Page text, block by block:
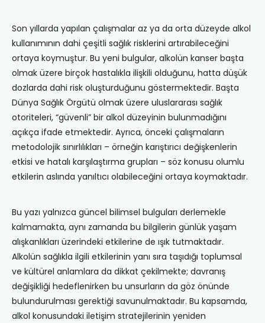
Son yıllarda yapılan çalışmalar az ya da orta düzeyde alkol
kullanımının dahi çeşitli sağlık risklerini artırabileceğini
ortaya koymuştur. Bu yeni bulgular, alkolün kanser başta
olmak üzere birçok hastalıkla ilişkili olduğunu, hatta düşük
dozlarda dahi risk oluşturduğunu göstermektedir. Başta
Dünya Sağlık Örgütü olmak üzere uluslararası sağlık
otoriteleri, “güvenli” bir alkol düzeyinin bulunmadığını
açıkça ifade etmektedir. Ayrıca, önceki çalışmaların
metodolojik sınırlılıkları – örneğin karıştırıcı değişkenlerin
etkisi ve hatalı karşılaştırma grupları – söz konusu olumlu
etkilerin aslında yanıltıcı olabileceğini ortaya koymaktadır.
Bu yazı yalnızca güncel bilimsel bulguları derlemekle
kalmamakta, aynı zamanda bu bilgilerin günlük yaşam
alışkanlıkları üzerindeki etkilerine de ışık tutmaktadır.
Alkolün sağlıkla ilgili etkilerinin yanı sıra taşıdığı toplumsal
ve kültürel anlamlara da dikkat çekilmekte; davranış
değişikliği hedeflenirken bu unsurların da göz önünde
bulundurulması gerektiği savunulmaktadır. Bu kapsamda,
alkol konusundaki iletişim stratejilerinin yeniden